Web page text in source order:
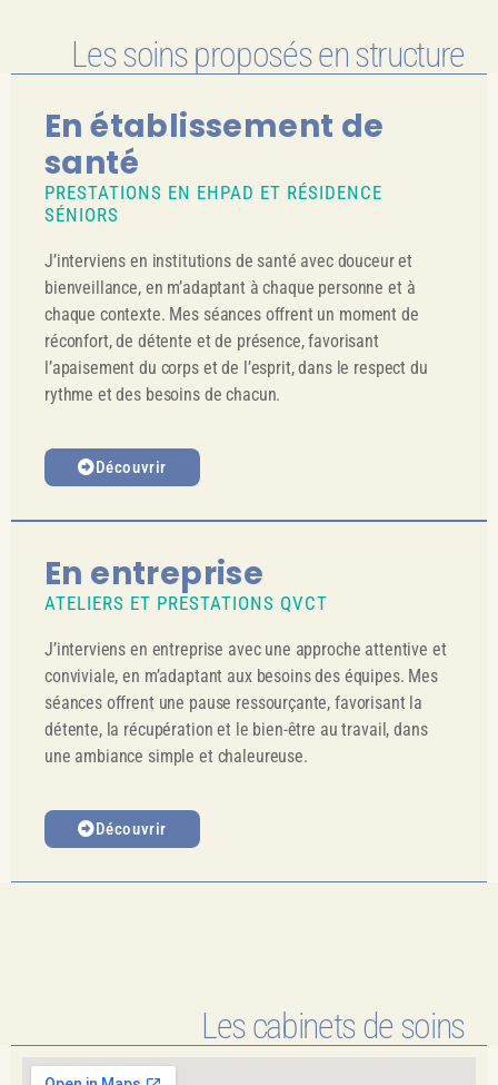
Les soins proposés en structure
En établissement de
santé
PRESTATIONS EN EHPAD ET RÉSIDENCE
SÉNIORS
J’interviens en institutions de santé avec douceur et
bienveillance, en m’adaptant à chaque personne et à
chaque contexte. Mes séances offrent un moment de
réconfort, de détente et de présence, favorisant
l’apaisement du corps et de l’esprit, dans le respect du
rythme et des besoins de chacun.
Découvrir
En entreprise
ATELIERS ET PRESTATIONS QVCT
J’interviens en entreprise avec une approche attentive et
conviviale, en m’adaptant aux besoins des équipes. Mes
séances offrent une pause ressourçante, favorisant la
détente, la récupération et le bien-être au travail, dans
une ambiance simple et chaleureuse.
Découvrir
Les cabinets de soins